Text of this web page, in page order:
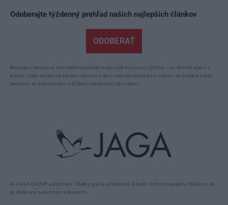
© JAGA GROUP a Zoznam. Všetky práva vyhradené. Obsah online magazínu Môjdom.sk
je chránený autorským zákonom.
Odoberajte týždenný prehľad našich najlepších článkov
ODOBERAŤ
Bezplatný emailový newsletter posielame obvykle ku koncu týždňa – vo štvrtok alebo v
piatok. Vašu emailovú adresu nikomu inému neposkytneme a z odberu sa budete môcť
kedykoľvek jednoducho odhlásiť niekoľkými kliknutiami.